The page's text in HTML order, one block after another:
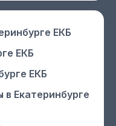
ЕКБ
ЕКБ
ЕКБ
в Екатеринбурге